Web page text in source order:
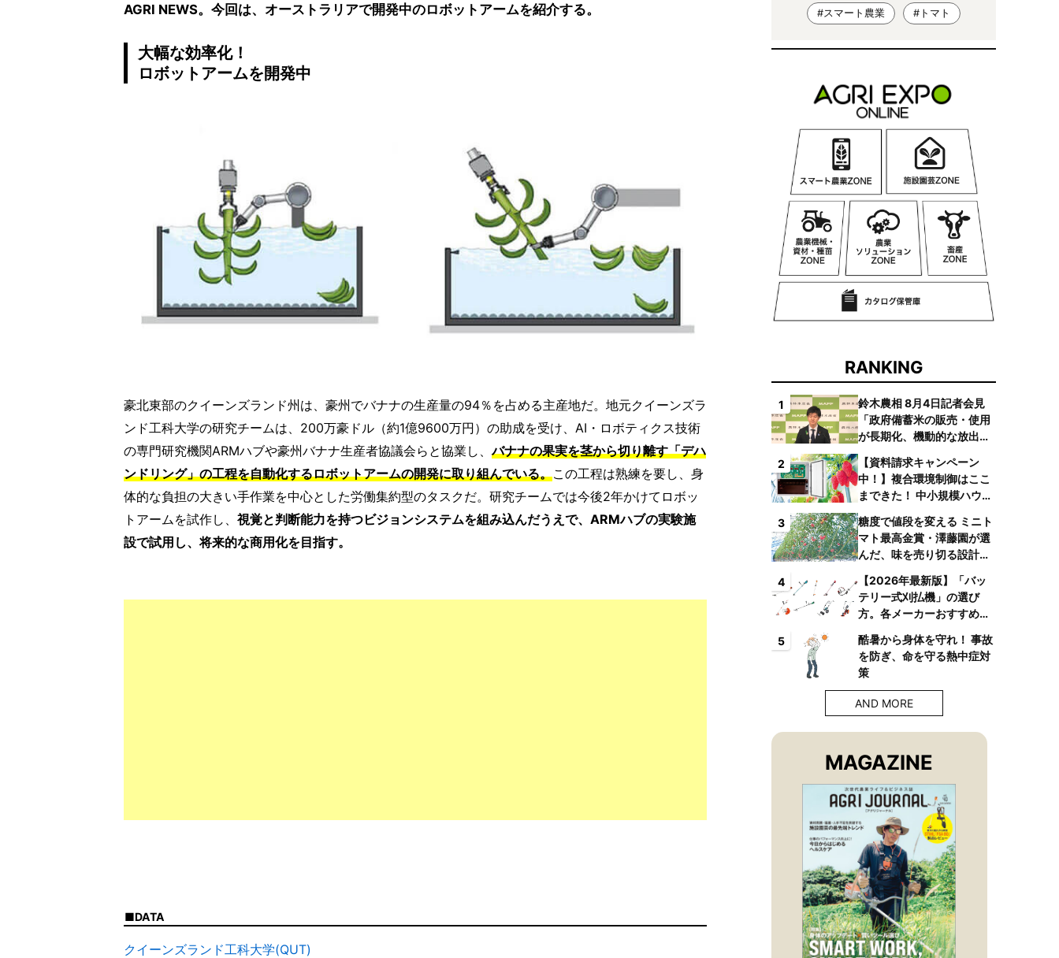
AGRI NEWS。今回は、オーストラリアで開発中のロボットアームを紹介する。
大幅な効率化！
ロボットアームを開発中
豪北東部のクイーンズランド州は、豪州でバナナの生産量の94％を占める主産地だ。地元クイーンズラ
ンド工科大学の研究チームは、200万豪ドル（約1億9600万円）の助成を受け、AI・ロボティクス技術
の専門研究機関ARMハブや豪州バナナ生産者協議会らと協業し、バナナの果実を茎から切り離す「デハ
ンドリング」の工程を自動化するロボットアームの開発に取り組んでいる。この工程は熟練を要し、身
体的な負担の大きい手作業を中心とした労働集約型のタスクだ。研究チームでは今後2年かけてロボッ
トアームを試作し、 視覚と判断能力を持つビジョンシステムを組み込んだうえで、ARMハブの実験施
設で試用し、将来的な商用化を目指す。
DATA
クイーンズランド工科大学(QUT)
#スマート農業 #トマト
RANKING
1
鈴木農相 8月4日記者会見
「政府備蓄米の販売・使用
が長期化、機動的な放出体
2
【資料請求キャンペーン
中！】複合環境制御はここ
まできた！ 中小規模ハウス
複合環境制御装置が誕生
3
糖度で値段を変える ミニト
マト最高金賞・澤藤園が選
んだ、味を売り切る設計と
4
【2026年最新版】「バッ
テリー式刈払機」の選び
方。各メーカーおすすめ機
5
酷暑から身体を守れ！ 事故
を防ぎ、命を守る熱中症対
策
AND MORE
MAGAZINE